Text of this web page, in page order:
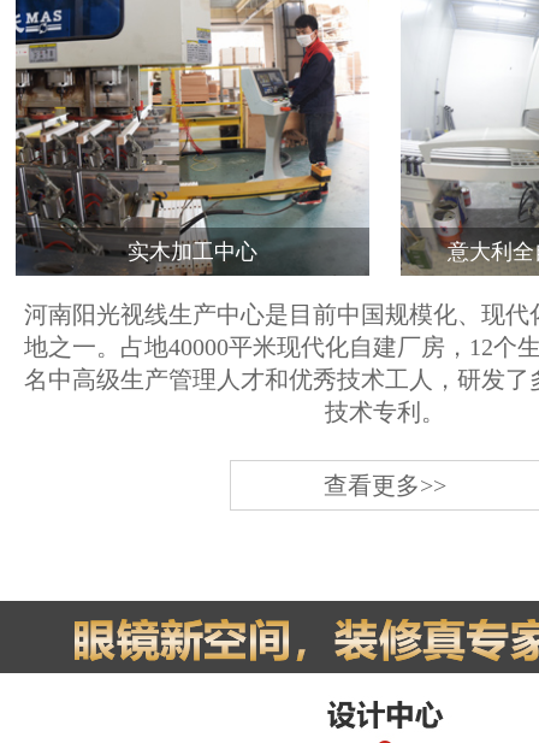
实木加工中心 意大利
河南阳光视线生产中心是目前中国规模化、现代
地之一。占地40000平米现代化自建厂房，12个
名中高级生产管理人才和优秀技术工人，研发了
技术专利。
查看更多>>